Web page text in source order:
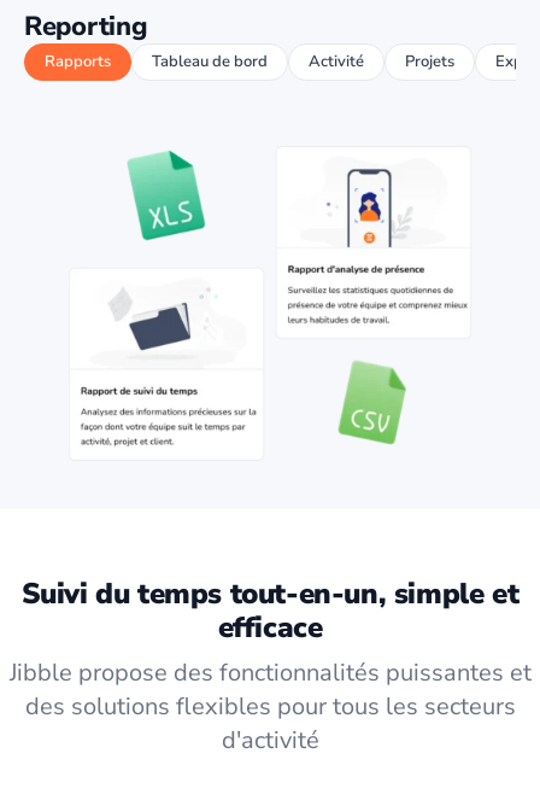
Reporting
Rapports Tableau de bord Activité Projets
Suivi du temps tout-en-un, simple et
efficace
Jibble propose des fonctionnalités puissantes et
des solutions flexibles pour tous les secteurs
d'activité